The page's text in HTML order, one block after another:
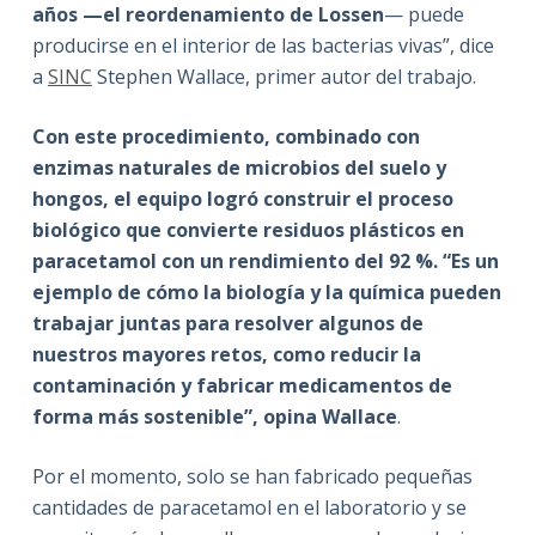
años —el reordenamiento de Lossen— puede
producirse en el interior de las bacterias vivas”, dice
a SINC Stephen Wallace, primer autor del trabajo.
Con este procedimiento, combinado con
enzimas naturales de microbios del suelo y
hongos, el equipo logró construir el proceso
biológico que convierte residuos plásticos en
paracetamol con un rendimiento del 92 %. “Es un
ejemplo de cómo la biología y la química pueden
trabajar juntas para resolver algunos de
nuestros mayores retos, como reducir la
contaminación y fabricar medicamentos de
forma más sostenible”, opina Wallace.
Por el momento, solo se han fabricado pequeñas
cantidades de paracetamol en el laboratorio y se